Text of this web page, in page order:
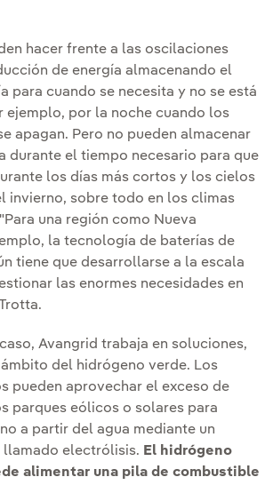
hacer frente a las oscilaciones
de energía almacenando el
para cuando se necesita y no se está
ejemplo, por la noche cuando los
apagan. Pero no pueden almacenar
durante el tiempo necesario para que
los días más cortos y los cielos
invierno, sobre todo en los climas
una región como Nueva
la tecnología de baterías de
tiene que desarrollarse a la escala
las enormes necesidades en
Avangrid trabaja en soluciones,
del hidrógeno verde. Los
pueden aprovechar el exceso de
parques eólicos o solares para
a partir del agua mediante un
electrólisis. El hidrógeno
alimentar una pila de combustible